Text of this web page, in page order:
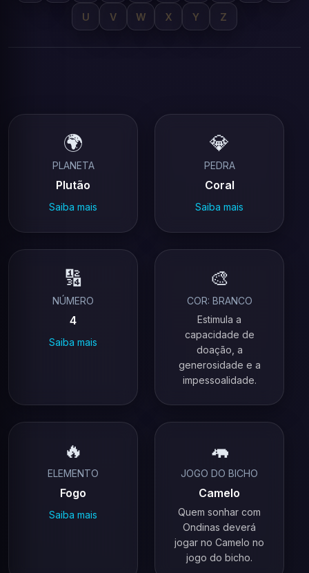
U V W X Y Z
🌍
PLANETA
Plutão
Saiba mais
💎
PEDRA
Coral
Saiba mais
🔢
NÚMERO
4
Saiba mais
🎨
COR: BRANCO
Estimula a
capacidade de
doação, a
generosidade e a
impessoalidade.
🔥
ELEMENTO
Fogo
Saiba mais
🦛
JOGO DO BICHO
Camelo
Quem sonhar com
Ondinas deverá
jogar no Camelo no
jogo do bicho.